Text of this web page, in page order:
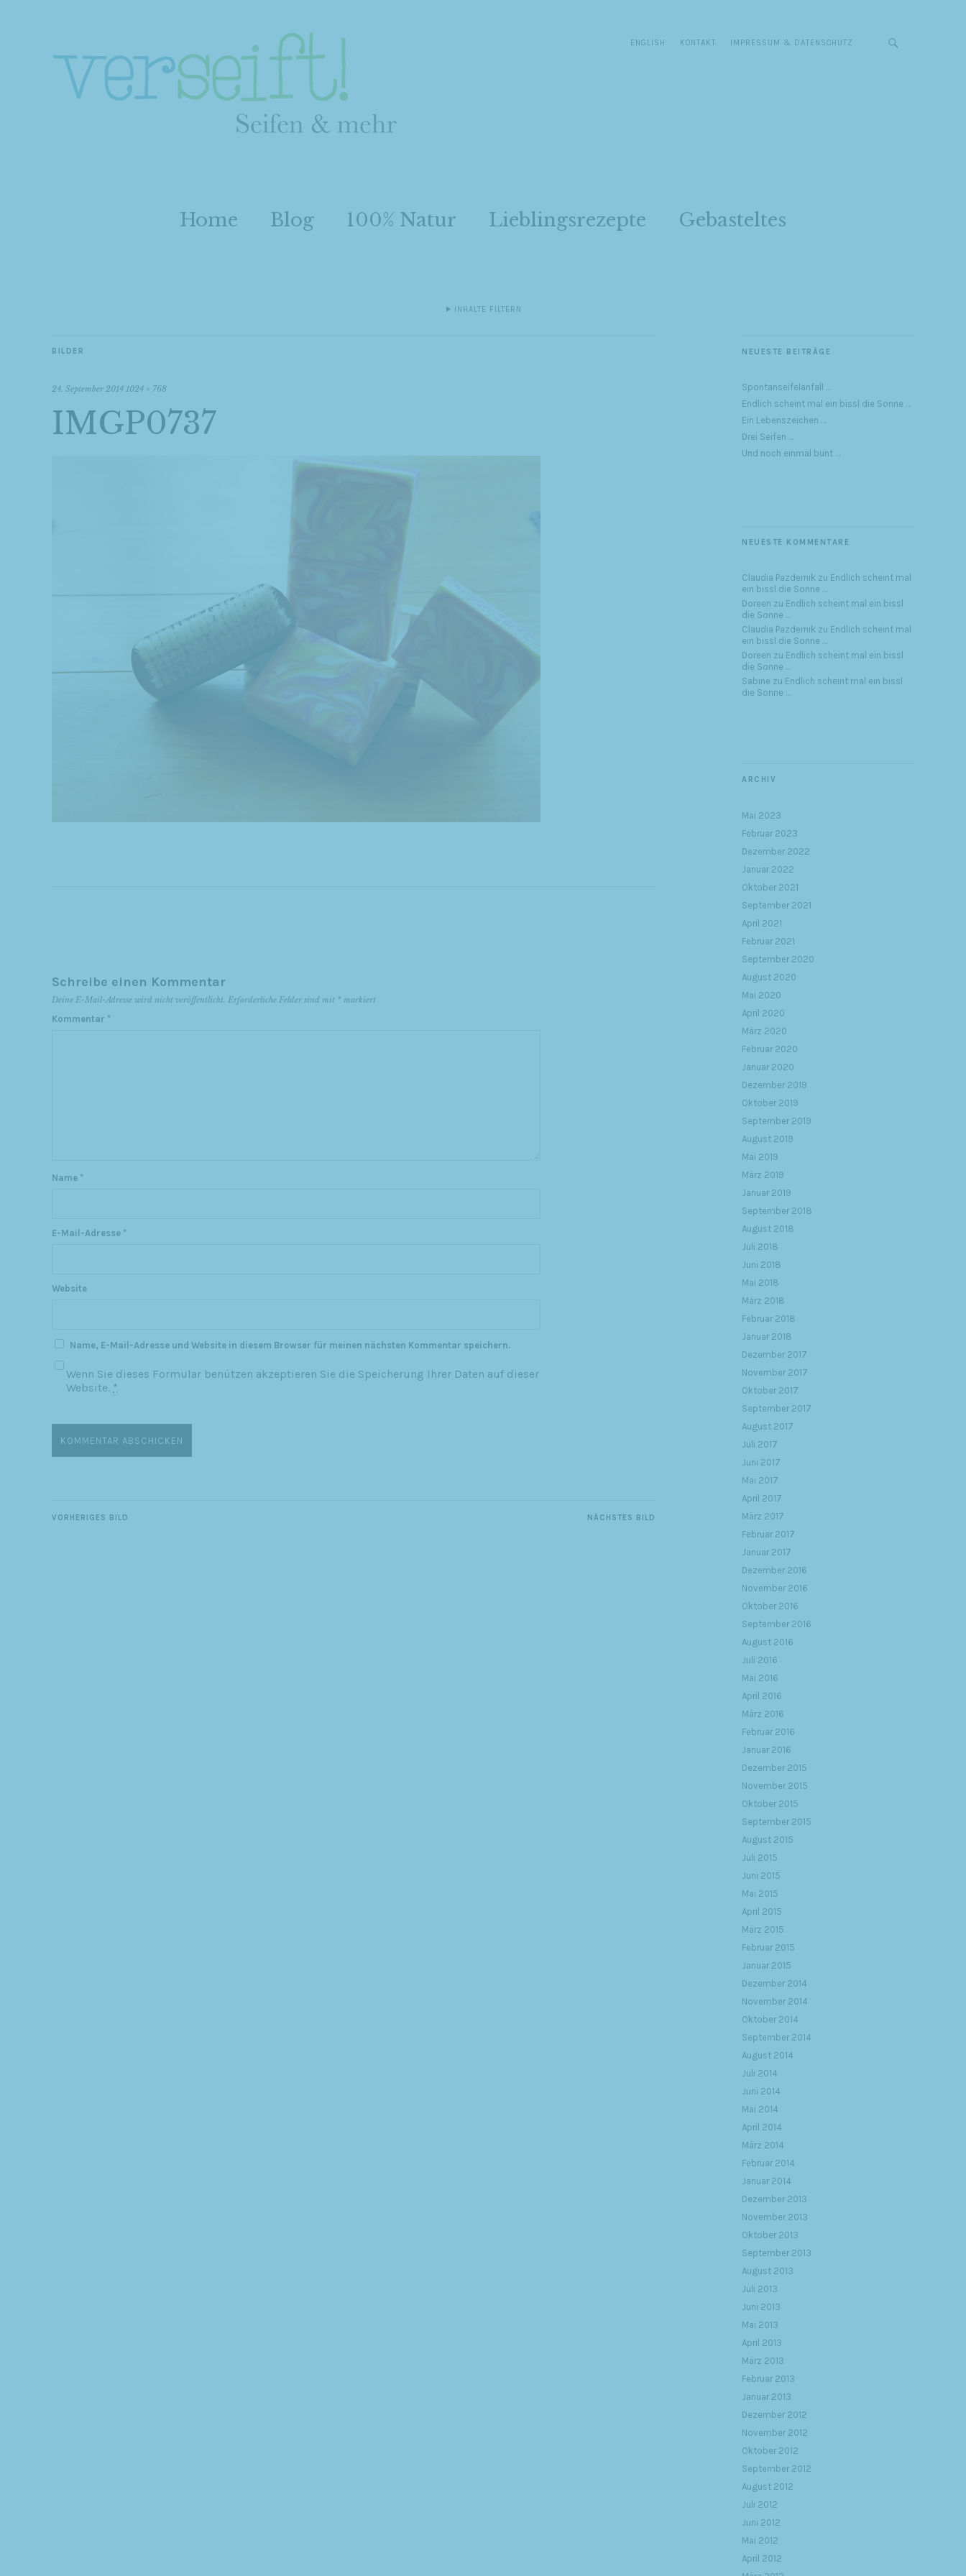
ENGLISH KONTAKT IMPRESSUM & DATENSCHUTZ
Home Blog 100% Natur Lieblingsrezepte Gebasteltes
INHALTE FILTERN
BILDER
24. September 2014 1024 × 768
IMGP0737
Schreibe einen Kommentar
Deine E-Mail-Adresse wird nicht veröffentlicht. Erforderliche Felder sind mit * markiert
Kommentar *
Name *
E-Mail-Adresse *
Website
Name, E-Mail-Adresse und Website in diesem Browser für meinen nächsten Kommentar speichern.
Wenn Sie dieses Formular benützen akzeptieren Sie die Speicherung Ihrer Daten auf dieser
Website. *
NÄCHSTES BILD
VORHERIGES BILD
NEUESTE BEITRÄGE
Spontanseifelanfall …
Endlich scheint mal ein bissl die Sonne …
Ein Lebenszeichen …
Drei Seifen …
Und noch einmal bunt …
NEUESTE KOMMENTARE
Claudia Pazdernik zu Endlich scheint mal
ein bissl die Sonne …
Doreen zu Endlich scheint mal ein bissl
die Sonne …
Claudia Pazdernik zu Endlich scheint mal
ein bissl die Sonne …
Doreen zu Endlich scheint mal ein bissl
die Sonne …
Sabine zu Endlich scheint mal ein bissl
die Sonne …
ARCHIV
Mai 2023
Februar 2023
Dezember 2022
Januar 2022
Oktober 2021
September 2021
April 2021
Februar 2021
September 2020
August 2020
Mai 2020
April 2020
März 2020
Februar 2020
Januar 2020
Dezember 2019
Oktober 2019
September 2019
August 2019
Mai 2019
März 2019
Januar 2019
September 2018
August 2018
Juli 2018
Juni 2018
Mai 2018
März 2018
Februar 2018
Januar 2018
Dezember 2017
November 2017
Oktober 2017
September 2017
August 2017
Juli 2017
Juni 2017
Mai 2017
April 2017
März 2017
Februar 2017
Januar 2017
Dezember 2016
November 2016
Oktober 2016
September 2016
August 2016
Juli 2016
Mai 2016
April 2016
März 2016
Februar 2016
Januar 2016
Dezember 2015
November 2015
Oktober 2015
September 2015
August 2015
Juli 2015
Juni 2015
Mai 2015
April 2015
März 2015
Februar 2015
Januar 2015
Dezember 2014
November 2014
Oktober 2014
September 2014
August 2014
Juli 2014
Juni 2014
Mai 2014
April 2014
März 2014
Februar 2014
Januar 2014
Dezember 2013
November 2013
Oktober 2013
September 2013
August 2013
Juli 2013
Juni 2013
Mai 2013
April 2013
März 2013
Februar 2013
Januar 2013
Dezember 2012
November 2012
Oktober 2012
September 2012
August 2012
Juli 2012
Juni 2012
Mai 2012
April 2012